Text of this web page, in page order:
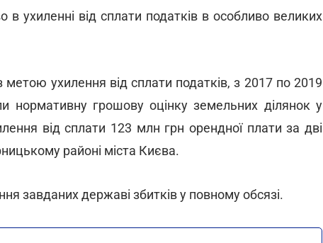
ухиленні від сплати податків в особливо великих
ухилення від сплати податків, з 2017 по 2019
нормативну грошову оцінку земельних ділянок у
від сплати 123 млн грн орендної плати за дві
районі міста Києва.
завданих державі збитків у повному обсязі.